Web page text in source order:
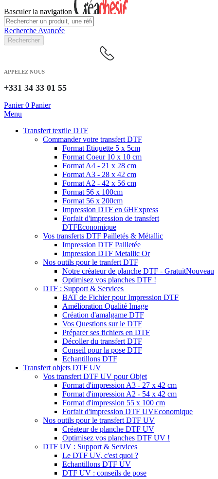
Basculer la navigation
Recherche Avancée
Rechercher
APPELEZ NOUS
+331 34 33 01 55
Panier 0 Panier
Menu
Transfert textile DTF
Commander votre transfert DTF
Format Etiquette 5 x 5cm
Format Coeur 10 x 10 cm
Format A4 - 21 x 28 cm
Format A3 - 28 x 42 cm
Format A2 - 42 x 56 cm
Format 56 x 100cm
Format 56 x 200cm
Impression DTF en 6HExpress
Forfait d'impression de transfert
DTFEconomique
Vos transferts DTF Pailletés & Métallic
Impression DTF Pailletée
Impression DTF Metallic Or
Nos outils pour le tranfert DTF
Notre créateur de planche DTF - GratuitNouveau
Optimisez vos planches DTF !
DTF : Support & Services
BAT de Fichier pour Impression DTF
Amélioration Qualité Image
Création d'amalgame DTF
Vos Questions sur le DTF
Préparer ses fichiers en DTF
Décoller du transfert DTF
Conseil pour la pose DTF
Echantillons DTF
Transfert objets DTF UV
Vos transfert DTF UV pour Objet
Format d'impression A3 - 27 x 42 cm
Format d'impression A2 - 54 x 42 cm
Format d'impression 55 x 100 cm
Forfait d'impression DTF UVEconomique
Nos outils pour le transfert DTF UV
Créateur de planche DTF UV
Optimisez vos planches DTF UV !
DTF UV : Support & Services
Le DTF UV, c'est quoi ?
Echantillons DTF UV
DTF UV : conseils de pose